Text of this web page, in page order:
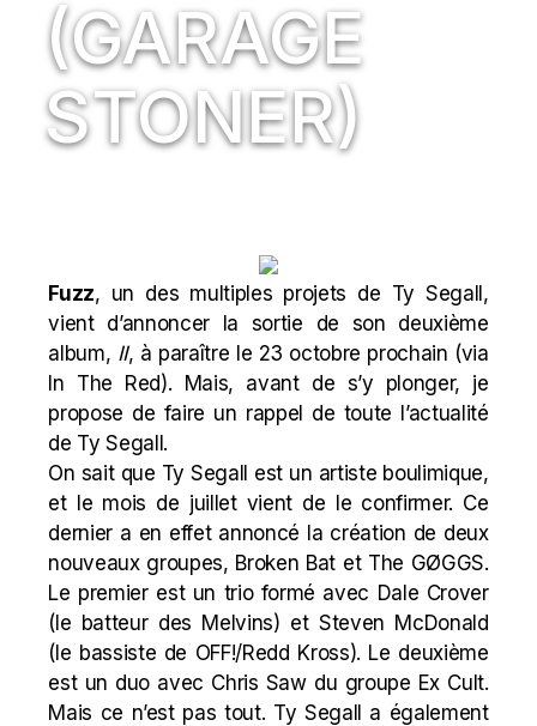
(GARAGE
STONER)
Fuzz, un des multiples projets de Ty Segall,
vient d’annoncer la sortie de son deuxième
album, II, à paraître le 23 octobre prochain (via
In The Red). Mais, avant de s’y plonger, je
propose de faire un rappel de toute l’actualité
de Ty Segall.
On sait que Ty Segall est un artiste boulimique,
et le mois de juillet vient de le confirmer. Ce
dernier a en effet annoncé la création de deux
nouveaux groupes, Broken Bat et The GØGGS.
Le premier est un trio formé avec Dale Crover
(le batteur des Melvins) et Steven McDonald
(le bassiste de OFF!/Redd Kross). Le deuxième
est un duo avec Chris Saw du groupe Ex Cult.
Mais ce n’est pas tout. Ty Segall a également